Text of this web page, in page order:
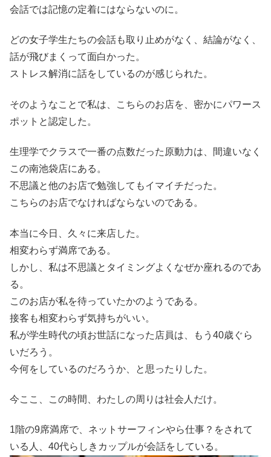
会話では記憶の定着にはならないのに。
どの女子学生たちの会話も取り止めがなく、結論がなく、
話が飛びまくって面白かった。
ストレス解消に話をしているのが感じられた。
そのようなことで私は、こちらのお店を、密かにパワース
ポットと認定した。
生理学でクラスで一番の点数だった原動力は、間違いなく
この南池袋店にある。
不思議と他のお店で勉強してもイマイチだった。
こちらのお店でなければならないのである。
本当に今日、久々に来店した。
相変わらず満席である。
しかし、私は不思議とタイミングよくなぜか座れるのであ
る。
このお店が私を待っていたかのようである。
接客も相変わらず気持ちがいい。
私が学生時代の頃お世話になった店員は、もう40歳ぐら
いだろう。
今何をしているのだろうか、と思ったりした。
今ここ、この時間、わたしの周りは社会人だけ。
1階の9席満席で、ネットサーフィンやら仕事？をされて
いる人、40代らしきカップルが会話をしている。